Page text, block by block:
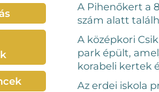
A Pihenőkert a
szám alatt
A középkori
park épült,
korabeli kertek
Az erdei iskola